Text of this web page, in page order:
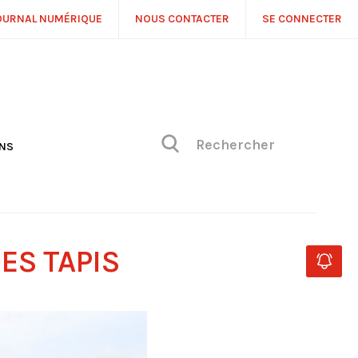
NUMÉRIQUE NOUS CONTACTER SE CONNECTER
TAPIS